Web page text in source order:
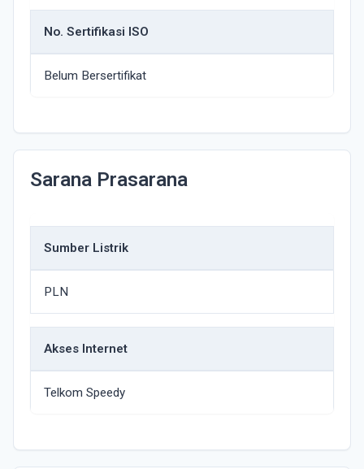
No. Sertifikasi ISO
Belum Bersertifikat
Sarana Prasarana
Sumber Listrik
PLN
Akses Internet
Telkom Speedy